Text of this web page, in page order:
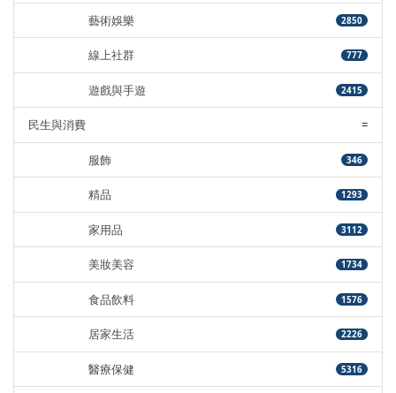
藝術娛樂 2850
線上社群 777
遊戲與手遊 2415
民生與消費 =
服飾 346
精品 1293
家用品 3112
美妝美容 1734
食品飲料 1576
居家生活 2226
醫療保健 5316